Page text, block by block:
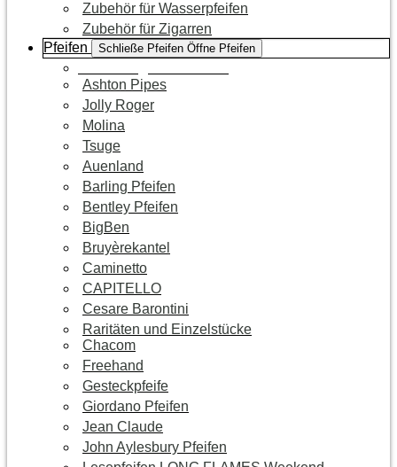
Zubehör für Wasserpfeifen
Zubehör für Zigarren
Pfeifen
Schließe Pfeifen Öffne Pfeifen
Ashton Pipes
Jolly Roger
Molina
Tsuge
Auenland
Barling Pfeifen
Bentley Pfeifen
BigBen
Bruyèrekantel
Caminetto
CAPITELLO
Cesare Barontini
Raritäten und Einzelstücke
Chacom
Freehand
Gesteckpfeife
Giordano Pfeifen
Jean Claude
John Aylesbury Pfeifen